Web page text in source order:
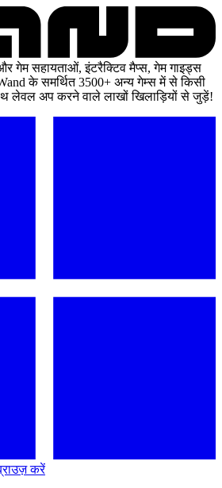
गेम सहायताओं, इंटरैक्टिव मैप्स, गेम गाइड्स
के समर्थित 3500+ अन्य गेम्स में से किसी
लेवल अप करने वाले लाखों खिलाड़ियों से जुड़ें!
करें